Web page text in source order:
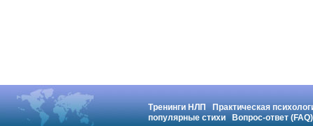
Тренинги НЛП
Практическая
популярные стихи
Вопрос-ответ (FAQ)